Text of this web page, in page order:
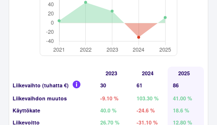
2023 2024
2025
Liikevaihto (tuhatta €)
30 61
86
Liikevaihdon muutos
-9.10 % 103.30 %
41.00 %
Käyttökate
40.0 % -24.6 %
18.6 %
Liikevoitto
26.70 % -31.10 %
12.80 %